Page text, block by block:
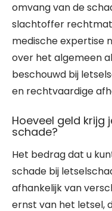
omvang van de
slachtoffer
medische expertise
over het algemeen
beschouwd bij
en rechtvaardige
Hoeveel geld krijg
schade?
Het bedrag dat u
schade bij
afhankelijk van
ernst van het letsel,